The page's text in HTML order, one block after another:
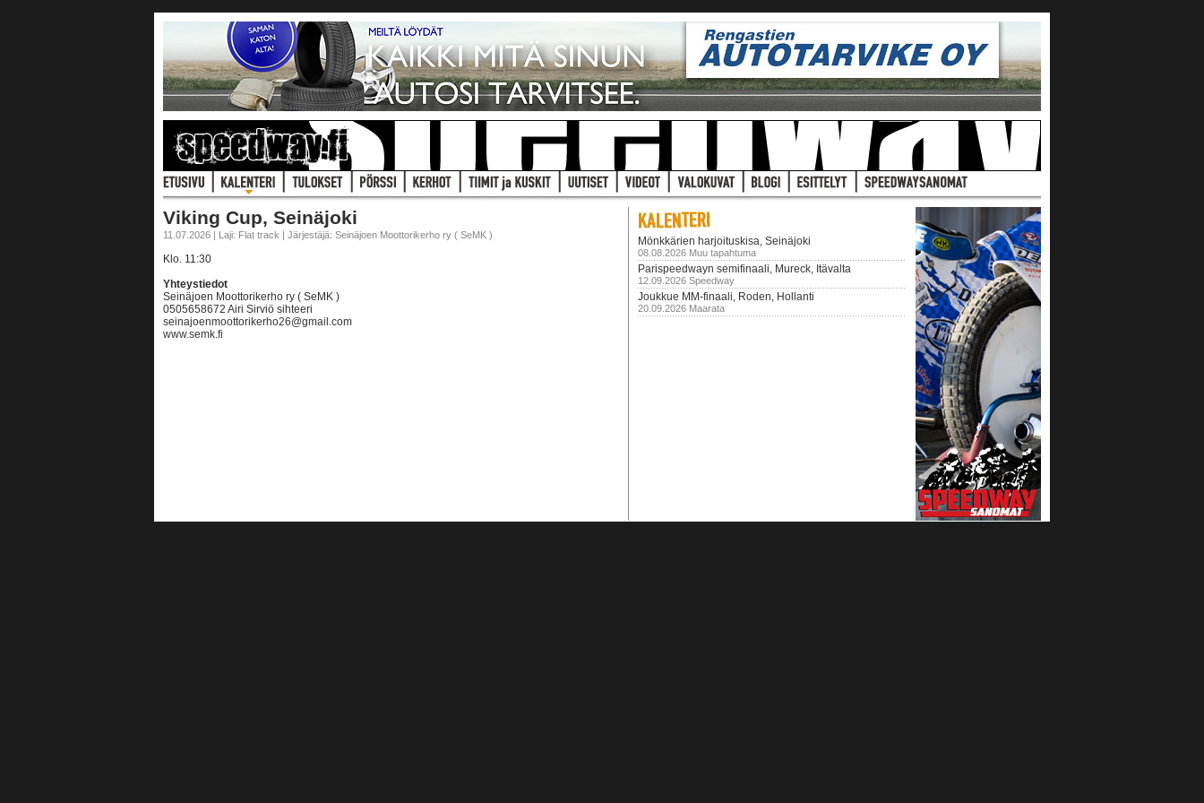
Viking Cup, Seinäjoki
11.07.2026 | Laji: Flat track | Järjestäjä: Seinäjoen Moottorikerho ry ( SeMK )
Klo. 11:30
Yhteystiedot
Seinäjoen Moottorikerho ry ( SeMK )
0505658672 Airi Sirviö sihteeri
seinajoenmoottorikerho26@gmail.com
www.semk.fi
Mönkkärien harjoituskisa, Seinäjoki
08.08.2026 Muu tapahtuma
Parispeedwayn semifinaali, Mureck, Itävalta
12.09.2026 Speedway
Joukkue MM-finaali, Roden, Hollanti
20.09.2026 Maarata